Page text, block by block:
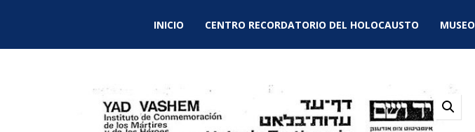
INICIO CENTRO RECORDATORIO DEL HOLOCAUSTO MUSEO